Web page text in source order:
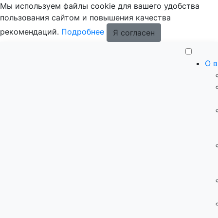
Мы используем файлы cookie для вашего удобства
пользования сайтом и повышения качества
рекомендаций. Подробнее Я согласен
О